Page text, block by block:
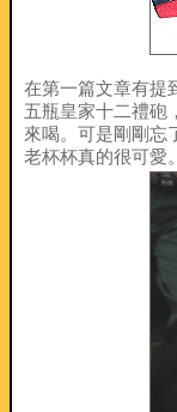
在第一篇文章有提
五瓶皇家十二禮砲
來喝。可是剛剛忘
老杯杯真的很可愛